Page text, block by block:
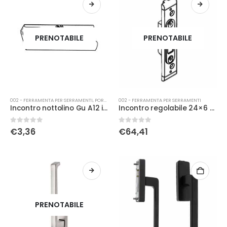
PRENOTABILE
002 - FERRAMENTA PER SERRAMENTI, PORTE
Incontro nottolino Gu A12 interasse 9 9423011801
0Su 5
€3,36
PRENOTABILE
002 - FERRAMENTA PER SERRAMENTI
Incontro regolabile 24×6 dx 6-38679-07-r1 GU
0Su 5
€64,41
PRENOTABILE